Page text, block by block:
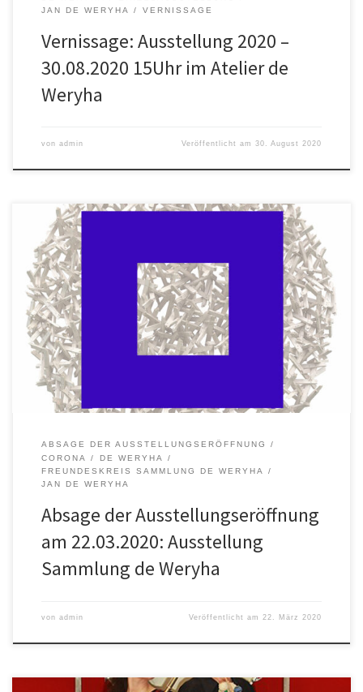
JAN DE WERYHA
VERNISSAGE
Vernissage: Ausstellung 2020 –
30.08.2020 15Uhr im Atelier de
Weryha
von admin Veröffentlicht am30. August 2020
Hallo an alle Absage der Ausstellungseröffnung am 22.03. Ich
habe mich sehr auf die Vernissage am 22.03. gefreut. Es gab sehr
viel positive Resonanz auf die Einladung und auch schon viele
Zusagen. Nach der gestrigen Empfehlung der Bundesregierung,
auf nicht unbedingt notwendige Veranstaltungen zu verzichten
und soziale […]
ABSAGE DER AUSSTELLUNGSERÖFFNUNG
CORONA
DE WERYHA
FREUNDESKREIS SAMMLUNG DE WERYHA
JAN DE WERYHA
Absage der Ausstellungseröffnung
am 22.03.2020: Ausstellung
Sammlung de Weryha
von admin Veröffentlicht am22. März 2020